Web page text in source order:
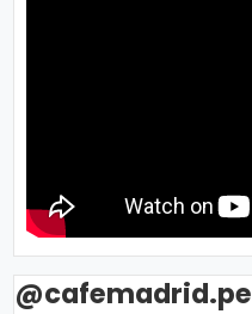
@cafemadrid.pe